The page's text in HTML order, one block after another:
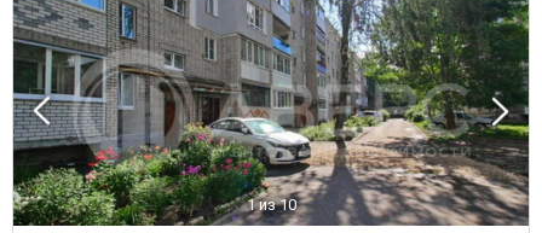
1 из 10